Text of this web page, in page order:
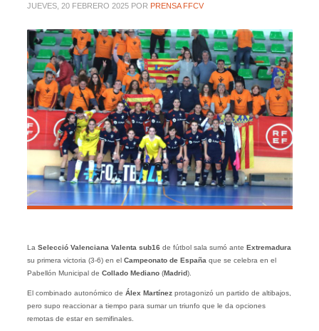
JUEVES, 20 FEBRERO 2025 POR PRENSA FFCV
La Selecció Valenciana Valenta sub16 de fútbol sala sumó ante Extremadura
su primera victoria (3-6) en el Campeonato de Españaque se celebra en el
Pabellón Municipal de Collado Mediano(Madrid).
El combinado autonómico de Álex Martínezprotagonizó un partido de altibajos,
pero supo reaccionar a tiempo para sumar un triunfo que le da opciones
remotas de estar en semifinales.